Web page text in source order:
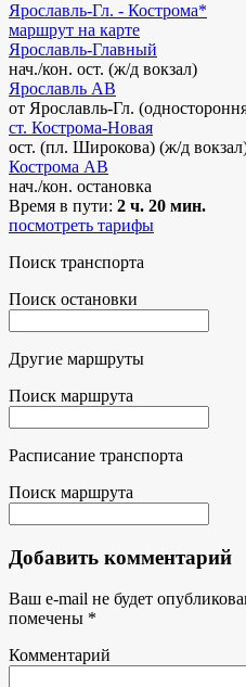
Ярославль-Гл. - Кострома*
маршрут на карте
Ярославль-Главный
нач./кон. ост. (ж/д вокзал)
Ярославль АВ
от Ярославль-Гл.
ст. Кострома-Новая
ост. (пл. Широкова) (ж/д
Кострома АВ
нач./кон. остановка
Время в пути: 2 ч. 20 мин.
посмотреть тарифы
Поиск транспорта
Поиск остановки
Другие маршруты
Поиск маршрута
Расписание транспорта
Поиск маршрута
Добавить комментарий
Ваш e-mail не будет
помечены *
Комментарий